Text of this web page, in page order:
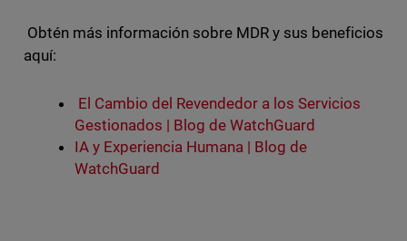
Obtén más información sobre MDR y sus beneficios
aquí:
El Cambio del Revendedor a los Servicios
Gestionados | Blog de WatchGuard
IA y Experiencia Humana | Blog de
WatchGuard